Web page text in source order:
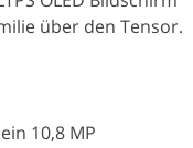
über den Tensor.
10,8 MP